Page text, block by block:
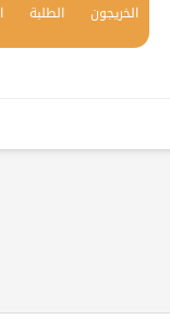
الخريجون الطلبة